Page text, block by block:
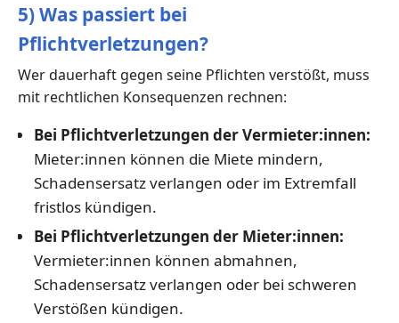
5) Was passiert bei
Pflichtverletzungen?
Wer dauerhaft gegen seine Pflichten verstößt, muss
mit rechtlichen Konsequenzen rechnen:
Bei Pflichtverletzungen der Vermieter:innen:
Mieter:innen können die Miete mindern,
Schadensersatz verlangen oder im Extremfall
fristlos kündigen.
Bei Pflichtverletzungen der Mieter:innen:
Vermieter:innen können abmahnen,
Schadensersatz verlangen oder bei schweren
Verstößen kündigen.